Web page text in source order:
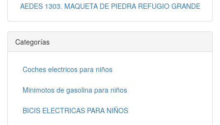
AEDES 1303. MAQUETA DE PIEDRA REFUGIO GRANDE
Categorías
Coches electricos para niños
Minimotos de gasolina para niños
BICIS ELECTRICAS PARA NIÑOS